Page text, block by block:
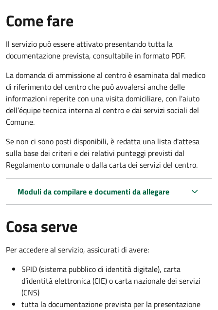
Come fare
Il servizio può essere attivato presentando tutta la
documentazione prevista, consultabile in formato PDF.
La domanda di ammissione al centro è esaminata dal medico
di riferimento del centro che può avvalersi anche delle
informazioni reperite con una visita domiciliare, con l'aiuto
dell’équipe tecnica interna al centro e dai servizi sociali del
Comune.
Se non ci sono posti disponibili, è redatta una lista d'attesa
sulla base dei criteri e dei relativi punteggi previsti dal
Regolamento comunale o dalla carta dei servizi del centro.
Moduli da compilare e documenti da allegare
Cosa serve
Per accedere al servizio, assicurati di avere:
SPID (sistema pubblico di identità digitale), carta
d’identità elettronica (CIE) o carta nazionale dei servizi
(CNS)
tutta la documentazione prevista per la presentazione